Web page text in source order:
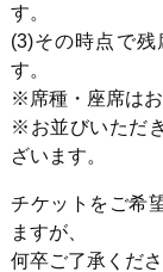
す。
(3)その時点で
す。
※席種・座席はお
※お並びいただ
ざいます。
チケットをご希
ますが、
何卒ご了承くださ